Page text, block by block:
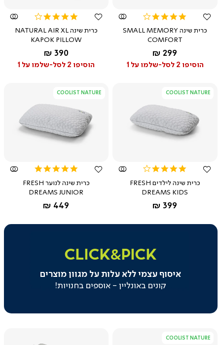
4.1
rating
כרית שינה SMALL MEMORY
COMFORT
החל מ-
299 ₪
הוסיפו 2 לסל-שלמו על 1
rating
כרית שינה NATURAL AIR XL
KAPOK PILLOW
החל מ-
390 ₪
הוסיפו 2 לסל-שלמו על 1
COOLIST NATURE
צפייה
4.0
rating
כרית שינה לילדים FRESH
DREAMS KIDS
החל מ-
399 ₪
COOLIST NATURE
צפייה
מהירה
rating
כרית שינה לנוער FRESH
DREAMS JUNIOR
החל מ-
449 ₪
|
(129)
CLICK&PICK
איסוף עצמי ללא עלות על מגוון מוצרים
קונים באונליין - אוספים בחנויות!
COOLIST NATURE